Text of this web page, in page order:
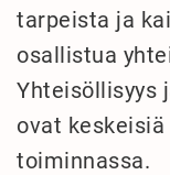
tarpeista ja
osallistua
Yhteisöllisyys
ovat
toiminnassa.